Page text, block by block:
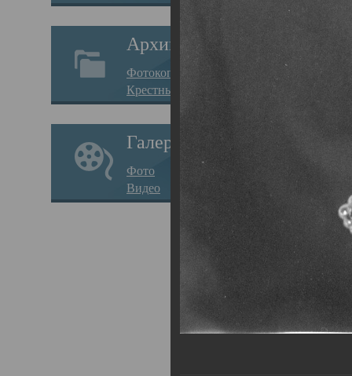
Архив
Фотокопии дел
Крестные ходы
Галерея
Фото
Видео
о